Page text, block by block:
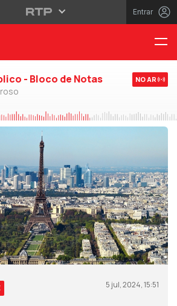
Entrar
- Bloco de Notas NO AR
5 jul, 2024, 15:51